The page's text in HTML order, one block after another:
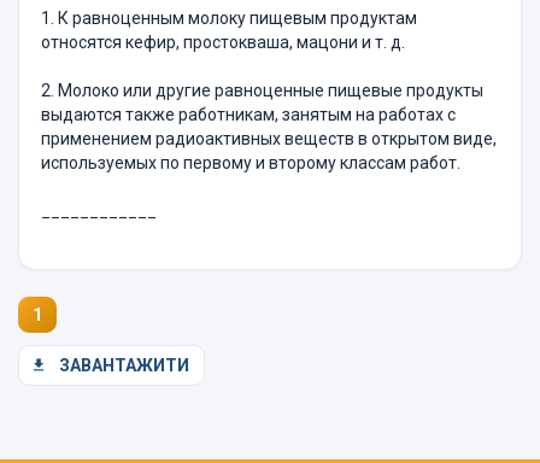
1. К равноценным молоку пищевым продуктам
относятся кефир, простокваша, мацони и т. д.
2. Молоко или другие равноценные пищевые продукты
выдаются также работникам, занятым на работах с
применением радиоактивных веществ в открытом виде,
используемых по первому и второму классам работ.
1
ЗАВАНТАЖИТИ